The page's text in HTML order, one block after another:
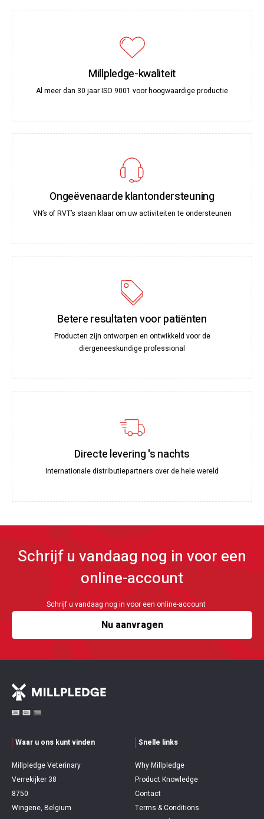
Millpledge-kwaliteit
Al meer dan 30 jaar ISO 9001 voor hoogwaardige productie
Ongeëvenaarde klantondersteuning
VN’s of RVT’s staan klaar om uw activiteiten te ondersteunen
Betere resultaten voor patiënten
Producten zijn ontworpen en ontwikkeld voor de
diergeneeskundige professional
Directe levering 's nachts
Internationale distributiepartners over de hele wereld
Schrijf u vandaag nog in voor een
online-account
Schrijf u vandaag nog in voor een online-account
Nu aanvragen
Waar u ons kunt vinden
Millpledge Veterinary
Verrekijker 38
8750
Wingene, Belgium
Snelle links
Why Millpledge
Product Knowledge
Contact
Terms & Conditions